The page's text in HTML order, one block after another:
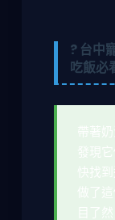
? 台中
吃飯必